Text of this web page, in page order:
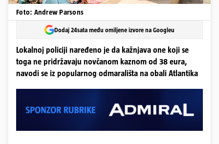
Foto: Andrew Parsons
Dodaj 24sata među omiljene izvore na Googleu
Lokalnoj policiji naređeno je da kažnjava one koji se
toga ne pridržavaju novčanom kaznom od 38 eura,
navodi se iz popularnog odmarališta na obali Atlantika